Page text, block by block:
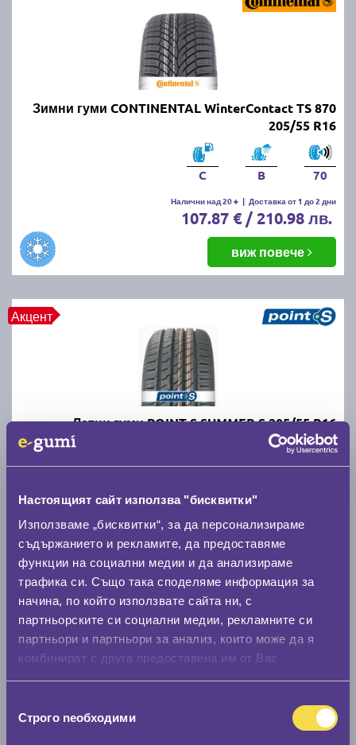
Настоящият сайт използва "бисквитки"
Използваме „бисквитки“, за да персонализираме
съдържанието и рекламите, да предоставяме
функции на социални медии и да анализираме
трафика си. Също така споделяме информация за
начина, по който използвате сайта ни, с
партньорските си социални медии, рекламните си
партньори и партньори за анализ, които може да я
комбинират с друга предоставена им от Вас
наСтрого nеобходими
Зимни гуми CONTINENTAL WinterContact TS 870
205/55 R16
C B 70
Налични над 20 + | Доставка от 1 до 2 дни
107.87 € / 210.98 лв.
виж повече
Акцент
Летни гуми POINT S SUMMER S 205/55 R16
C B 71
Налични над 20 + | Доставка от 1 до 2 дни
виж повече
Зимни гуми FIRESTONE WINTERHAWK 4 205/55